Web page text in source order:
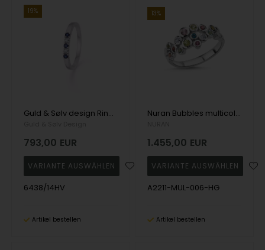
19%
Guld & Sølv design Ring, model 6438/14HV
793,00 EUR
6438/14HV
Artikel bestellen
13%
Nuran Bubbles multicolour Ring , mit insgesamt 0,06 ct Wesselton SI
1.455,00 EUR
A2211-MUL-006-HG
Artikel bestellen